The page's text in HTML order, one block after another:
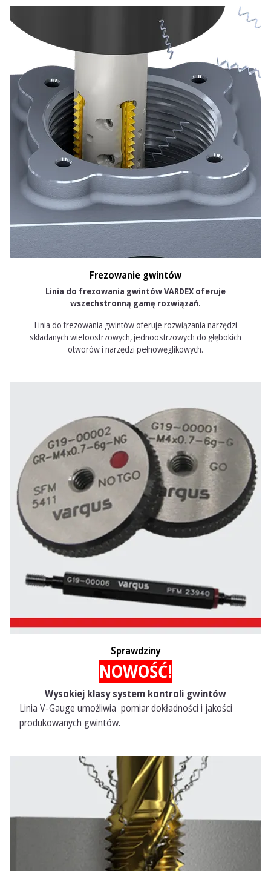
Frezowanie gwintów
Linia do frezowania gwintów VARDEX oferuje
wszechstronną gamę rozwiązań.
Linia do frezowania gwintów oferuje rozwiązania narzędzi
składanych wieloostrzowych, jednoostrzowych do głębokich
otworów i narzędzi pełnowęglikowych.
Sprawdziny
NOWOŚĆ!
Wysokiej klasy system kontroli gwintów
Linia V-Gauge umożliwia pomiar dokładności i jakości
produkowanych gwintów.